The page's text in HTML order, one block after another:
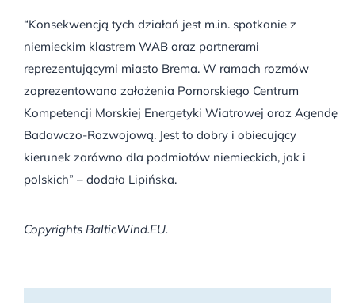
“Konsekwencją tych działań jest m.in. spotkanie z
niemieckim klastrem WAB oraz partnerami
reprezentującymi miasto Brema. W ramach rozmów
zaprezentowano założenia Pomorskiego Centrum
Kompetencji Morskiej Energetyki Wiatrowej oraz Agendę
Badawczo-Rozwojową. Jest to dobry i obiecujący
kierunek zarówno dla podmiotów niemieckich, jak i
polskich” – dodała Lipińska.
Copyrights BalticWind.EU.